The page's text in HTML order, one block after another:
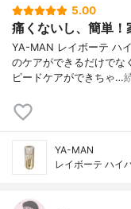
5.00
痛くないし、簡単！
YA-MAN レイボーテ ハ
のケアができるだけでな
ピードケアができちゃ…
YA-MAN
レイボーテ ハイ